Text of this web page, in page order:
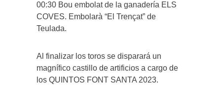
00:30 Bou embolat de la ganadería ELS
COVES. Embolarà “El Trençat” de
Teulada.
Al finalizar los toros se disparará un
magnífico castillo de artificios a cargo de
los QUINTOS FONT SANTA 2023.